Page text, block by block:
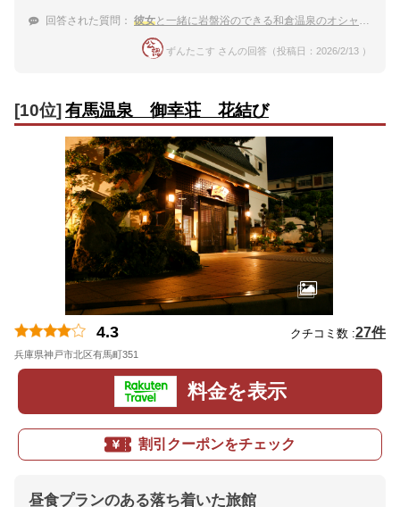
回答された質問： 彼女と一緒に岩盤浴のできる和倉温泉のオシャレな温泉宿を知りたい
ずんたこす さんの回答（投稿日：2026/2/13 ）
[10位]有馬温泉 御幸荘 花結び
4.3 クチコミ数 :27件
兵庫県神戸市北区有馬町351
料金を表示
割引クーポンをチェック
昼食プランのある落ち着いた旅館